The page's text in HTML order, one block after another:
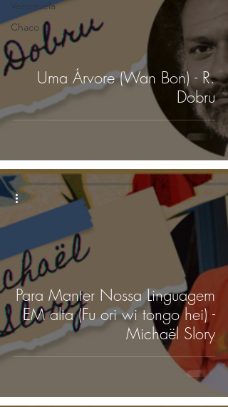
Venezuela
Chaco
Uma Árvore (Wan Bon) - R.
Dobru
Para Manter Nossa Linguagem
EM alta (Fu ori wi tongo hei) -
Michaël Slory